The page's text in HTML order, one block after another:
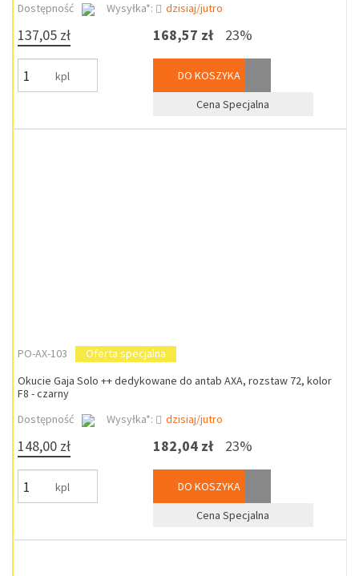
Dostępność
Wysyłka*: dzisiaj/jutro
137,05 zł
kpl
168,57 zł 23%
DO KOSZYKA
Cena Specjalna
PO-AX-103
Oferta specjalna
Okucie Gaja Solo ++ dedykowane do antab AXA, rozstaw 72, kolor
F8 - czarny
Dostępność
Wysyłka*: dzisiaj/jutro
148,00 zł
kpl
182,04 zł 23%
DO KOSZYKA
Cena Specjalna